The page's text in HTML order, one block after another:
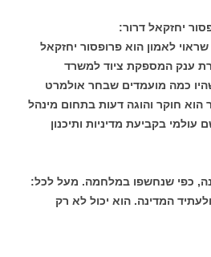
יחזקאל דרור:
לאמון הוא פרופסור יחזקאל
ענק המספקת ציוד למשרד
כמה מועמדים שבחר אולמרט
הוא חוקר והוגה דעות בתחום מינהל
בקביעת מדיניות ותיכנון
כפי שנחשפו במלחמה. מעל לכל:
המדינה. הוא יכול לא רק